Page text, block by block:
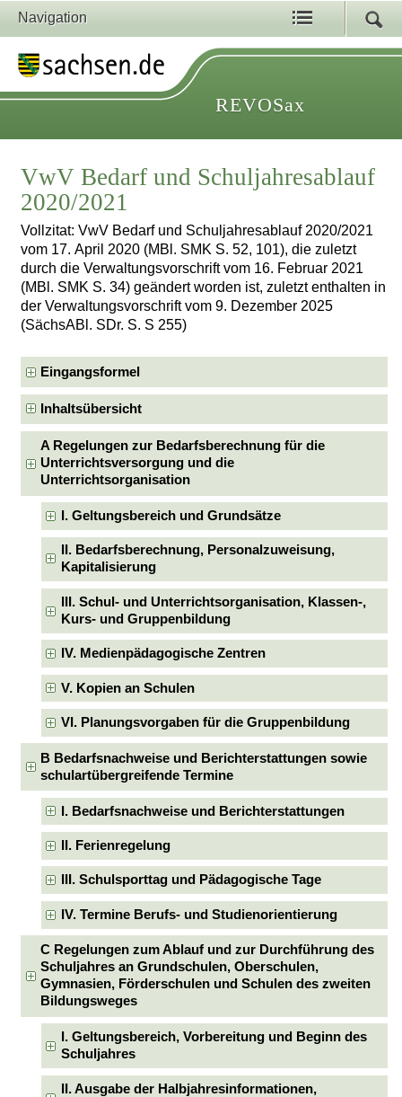
Navigation
REVOSax
VwV Bedarf und Schuljahresablauf
2020/2021
Vollzitat: VwV Bedarf und Schuljahresablauf 2020/2021
vom 17. April 2020 (MBl. SMK S. 52, 101), die zuletzt
durch die Verwaltungsvorschrift vom 16. Februar 2021
(MBl. SMK S. 34) geändert worden ist, zuletzt enthalten in
der Verwaltungsvorschrift vom 9. Dezember 2025
(SächsABl. SDr. S. S 255)
Eingangsformel
Inhaltsübersicht
A Regelungen zur Bedarfsberechnung für die
Unterrichtsversorgung und die
Unterrichtsorganisation
I. Geltungsbereich und Grundsätze
II. Bedarfsberechnung, Personalzuweisung,
Kapitalisierung
III. Schul- und Unterrichtsorganisation, Klassen-,
Kurs- und Gruppenbildung
IV. Medienpädagogische Zentren
V. Kopien an Schulen
VI. Planungsvorgaben für die Gruppenbildung
B Bedarfsnachweise und Berichterstattungen sowie
schulartübergreifende Termine
I. Bedarfsnachweise und Berichterstattungen
II. Ferienregelung
III. Schulsporttag und Pädagogische Tage
IV. Termine Berufs- und Studienorientierung
C Regelungen zum Ablauf und zur Durchführung des
Schuljahres an Grundschulen, Oberschulen,
Gymnasien, Förderschulen und Schulen des zweiten
Bildungsweges
I. Geltungsbereich, Vorbereitung und Beginn des
Schuljahres
II. Ausgabe der Halbjahresinformationen,